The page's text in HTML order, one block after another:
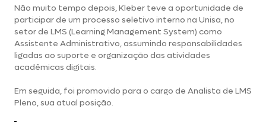
Não muito tempo depois, Kleber teve a oportunidade de
participar de um processo seletivo interno na Unisa, no
setor de LMS (Learning Management System) como
Assistente Administrativo, assumindo responsabilidades
ligadas ao suporte e organização das atividades
acadêmicas digitais.
Em seguida, foi promovido para o cargo de Analista de LMS
Pleno, sua atual posição.